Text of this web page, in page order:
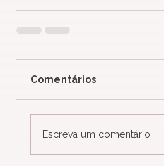
Comentários
Escreva um comentário